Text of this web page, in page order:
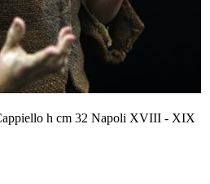
h cm 32 Napoli XVIII - XIX